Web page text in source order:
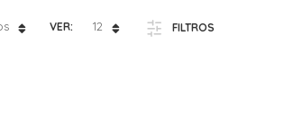
FILTROS
VER: 12